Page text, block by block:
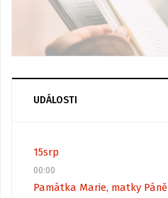
UDÁLOSTI
15srp
00:00
Památka Marie, matky Páně